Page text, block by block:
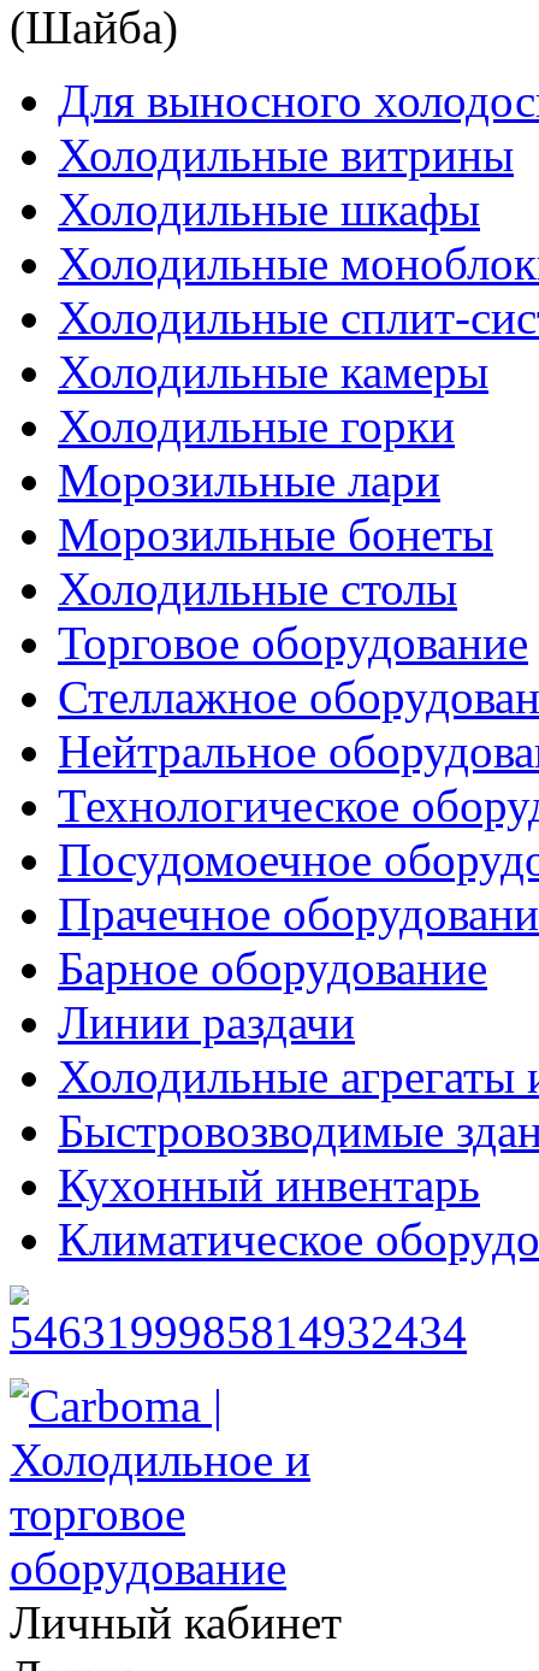
(Шайба)
Для выносного
Холодильные витрины
Холодильные шкафы
Холодильные
Холодильные сплит-
Холодильные камеры
Холодильные горки
Морозильные лари
Морозильные бонеты
Холодильные столы
Торговое оборудование
Стеллажное
Нейтральное
Технологическое
Посудомоечное
Прачечное
Барное оборудование
Линии раздачи
Холодильные агрегаты
Быстровозводимые
Кухонный инвентарь
Климатическое
Личный кабинет